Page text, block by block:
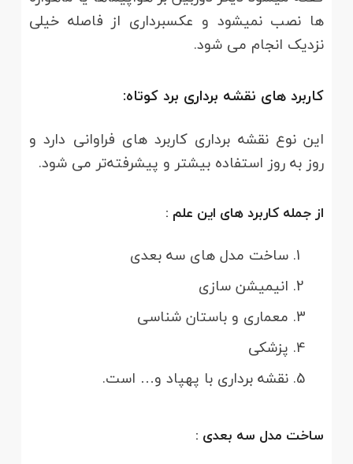
ها نصب نمیشود و عکسبرداری از فاصله خیلی
نزدیک انجام می شود.
کاربرد های نقشه برداری برد کوتاه:
این نوع نقشه برداری کاربرد های فراوانی دارد و
روز به روز استفاده بیشتر و پیشرفته‌تر می شود.
از جمله کاربرد های این علم :
ساخت مدل های سه بعدی
انیمیشن سازی
معماری و باستان شناسی
پزشکی
نقشه برداری با پهپاد و… است.
ساخت مدل سه بعدی :